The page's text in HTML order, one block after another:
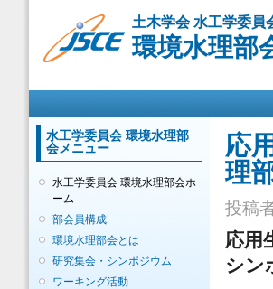
土木学会 水工学委員
環境水理部
水工学委員会 環境水理部
会メニュー
水工学委員会 環境水理部会ホ
ーム
部会員構成
環境水理部会とは
研究集会・シンポジウム
ワーキング活動
応
理
投稿
応用
シン